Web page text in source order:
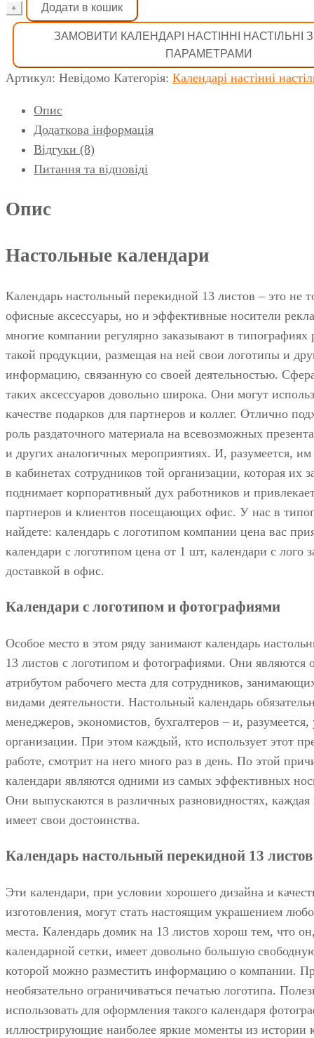
настільний
перекидний,
13
листів
+ Додати в кошик
ЗАМОВИТИ КАЛЕНДАРІ НАСТІННІ НАСТІЛЬНІ
ПАРАМЕТРАМИ
Артикул: Невідомо Категорія: Календарі настінні
Опис
Додаткова інформація
Відгуки (8)
Питання та відповіді
Опис
Настольные календари
Календарь настольный перекидной 13 листов – это не
офисные аксессуары, но и эффективные носители
многие компании регулярно заказывают в
такой продукции, размещая на ней свои логотипы и
информацию, связанную со своей деятельностью.
таких аксессуаров довольно широка. Они могут
качестве подарков для партнеров и коллег. Отлично
роль раздаточного материала на всевозможных
и других аналогичных мероприятиях. И, разумеется, им
в кабинетах сотрудников той организации, которая их
поднимает корпоративный дух работников и
партнеров и клиентов посещающих офис. У нас в
найдете: календарь с логотипом компании цена вас
календари с логотипом цена от 1 шт, календари с лого
доставкой в офис.
Календари с логотипом и фотографиями
Особое место в этом ряду занимают календарь
13 листов с логотипом и фотографиями. Они являются
атрибутом рабочего места для сотрудников,
видами деятельности. Настольный календарь
менеджеров, экономистов, бухгалтеров – и, разумеется,
организации. При этом каждый, кто использует этот
работе, смотрит на него много раз в день. По этой
календари являются одними из самых эффективных
Они выпускаются в различных разновидностях, каждая
имеет свои достоинства.
Календарь настольный перекидной 13 листов
Эти календари, при условии хорошего дизайна и
изготовления, могут стать настоящим украшением
места. Календарь домик на 13 листов хорош тем, что
календарной сетки, имеет довольно большую
которой можно разместить информацию о компании.
необязательно ограничиваться печатью логотипа.
использовать для оформления такого календаря
иллюстрирующие наиболее яркие моменты из истории